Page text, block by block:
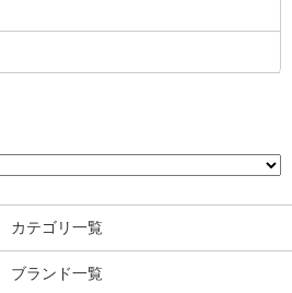
カテゴリ一覧
ブランド一覧